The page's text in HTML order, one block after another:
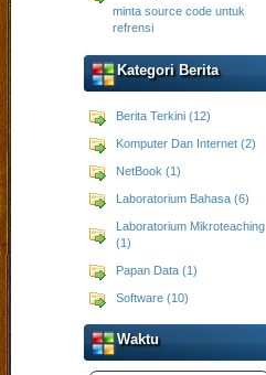
minta source code untuk
refrensi
Kategori Berita
Berita Terkini (12)
Komputer Dan Internet (2)
NetBook (1)
Laboratorium Bahasa (6)
Laboratorium Mikroteaching
(1)
Papan Data (1)
Software (10)
Waktu